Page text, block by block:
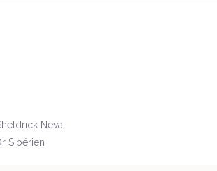
Neva
Sibérien